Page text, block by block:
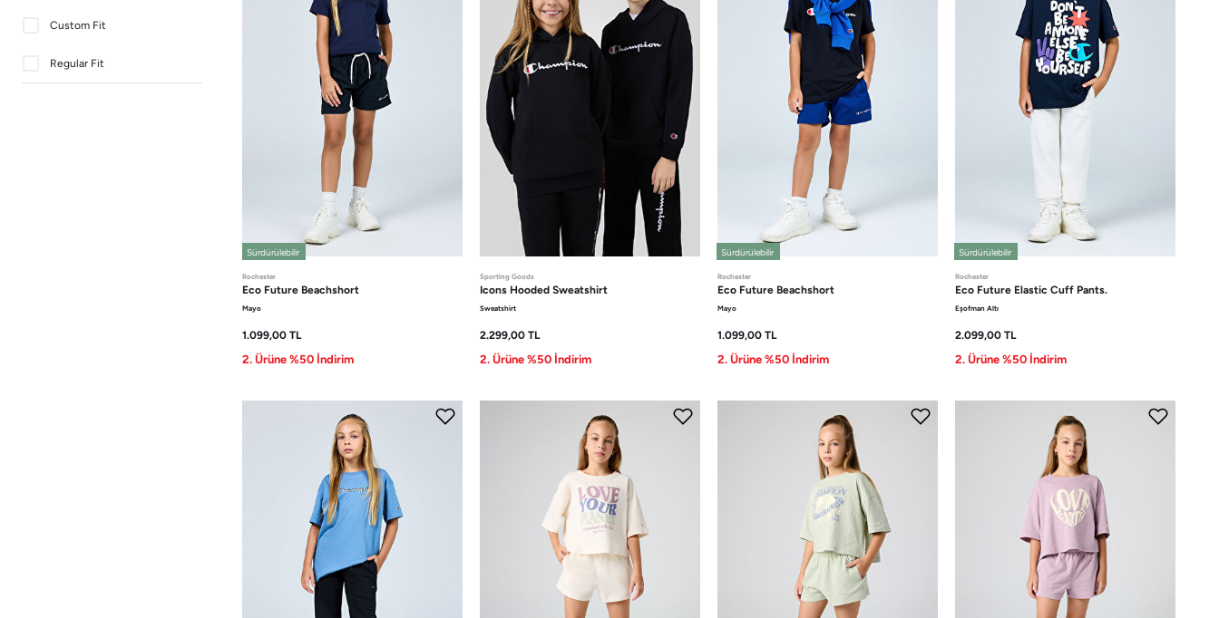
Custom Fit
Regular Fit
Rochester
Eco Future Beachshort
Mayo
1.099,00 TL
2. Ürüne %50 İndirim
Sürdürülebilir
Sporting Goods
Icons Hooded Sweatshirt
Sweatshirt
2.299,00 TL
2. Ürüne %50 İndirim
Rochester
Eco Future Beachshort
Mayo
1.099,00 TL
2. Ürüne %50 İndirim
Sürdürülebilir
Rochester
Eco Future Elastic Cuff Pants.
Eşofman Altı
2.099,00 TL
2. Ürüne %50 İndirim
Sürdürülebilir